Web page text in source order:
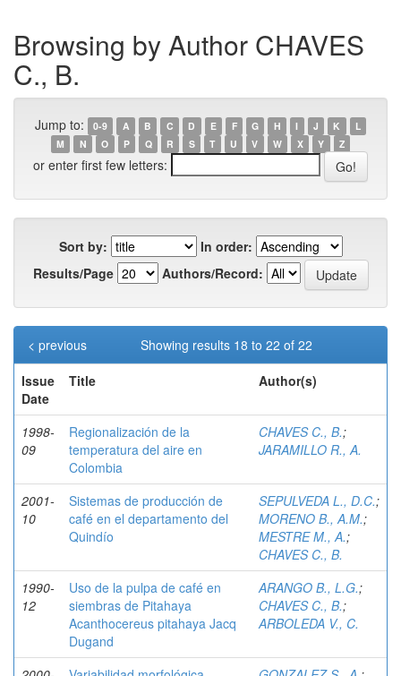
Browsing by Author CHAVES
C., B.
Jump to: 0-9 A B C D E F G H I J K
L
M
N O P Q R S T U V W X Y Z
or enter first few letters:
Sort by:
In order:
Results/Page
Authors/Record:
Showing results 18 to 22 of 22
< previous
Issue
Date
Title Author(s)
1998-
09
Regionalización de la
temperatura del aire en
Colombia
CHAVES C., B.;
JARAMILLO R., A.
2001-
10
Sistemas de producción de
café en el departamento del
Quindío
SEPULVEDA L., D.C.;
MORENO B., A.M.;
MESTRE M., A.;
CHAVES C., B.
1990-
12
Uso de la pulpa de café en
siembras de Pitahaya
Acanthocereus pitahaya Jacq
Dugand
ARANGO B., L.G.;
CHAVES C., B.;
ARBOLEDA V., C.